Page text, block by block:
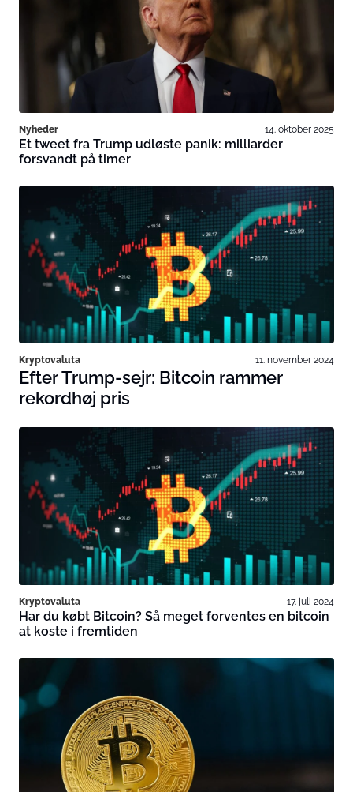
Nyheder 14. oktober 2025
Et tweet fra Trump udløste panik: milliarder
forsvandt på timer
Kryptovaluta 11. november 2024
Efter Trump-sejr: Bitcoin rammer
rekordhøj pris
Kryptovaluta 17. juli 2024
Har du købt Bitcoin? Så meget forventes en bitcoin
at koste i fremtiden